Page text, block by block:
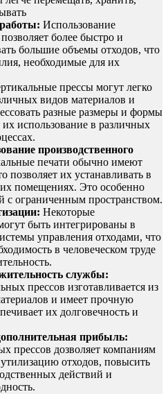
Использование
более быстро и
большие объемы отходов, что
необходимые для их
прессы могут легко
видов материалов и
разные размеры и формы
их использование в различных
производственного
печати обычно имеют
позволяет их устанавливать в
помещениях. Это особенно
с ограниченным пространством.
Некоторые
быть интегрированы в
управления отходами, что
в человеческом труде
службы:
прессов изготавливается из
и имеет прочную
их долговечность и
прибыль:
прессов дозволяет компаниям
отходов, повысить
действий и